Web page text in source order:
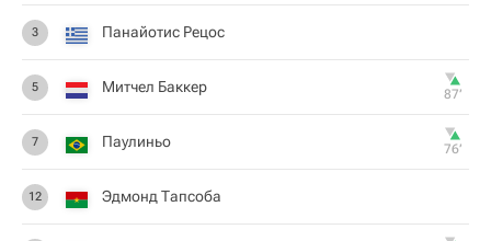
3 Панайотис Рецос
5 Митчел Баккер 87‎’‎
7 Паулиньо 76‎’‎
12 Эдмонд Тапсоба